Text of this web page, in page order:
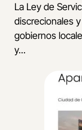
La Ley de
discrecionales
gobiernos
y...